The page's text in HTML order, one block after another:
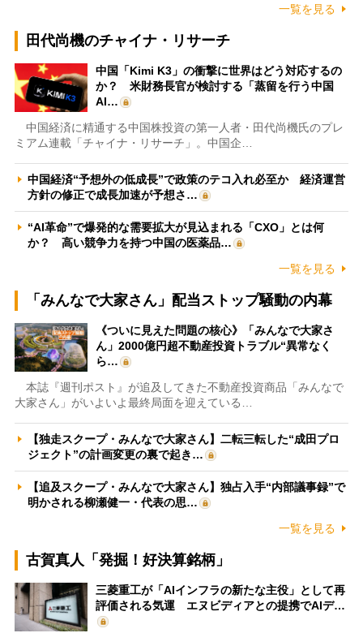
一覧を見る
田代尚機のチャイナ・リサーチ
中国「Kimi K3」の衝撃に世界はどう対応するの
か？ 米財務長官が検討する「蒸留を行う中国
AI…
中国経済に精通する中国株投資の第一人者・田代尚機氏のプレ
ミアム連載「チャイナ・リサーチ」。中国企…
中国経済“予想外の低成長”で政策のテコ入れ必至か 経済運営
方針の修正で成長加速が予想さ…
“AI革命”で爆発的な需要拡大が見込まれる「CXO」とは何
か？ 高い競争力を持つ中国の医薬品…
一覧を見る
「みんなで大家さん」配当ストップ騒動の内幕
《ついに見えた問題の核心》「みんなで大家さ
ん」2000億円超不動産投資トラブル“異常なく
ら…
本誌『週刊ポスト』が追及してきた不動産投資商品「みんなで
大家さん」がいよいよ最終局面を迎えている…
【独走スクープ・みんなで大家さん】二転三転した“成田プロ
ジェクト”の計画変更の裏で起き…
【追及スクープ・みんなで大家さん】独占入手“内部議事録”で
明かされる柳瀬健一・代表の思…
一覧を見る
古賀真人「発掘！好決算銘柄」
三菱重工が「AIインフラの新たな主役」として再
評価される気運 エヌビディアとの提携でAIデ…